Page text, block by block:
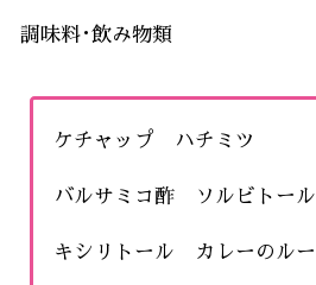
調味料･飲み物類
ケチャップ ハチミツ
バルサミコ酢 ソルビトール
キシリトール カレーのルー